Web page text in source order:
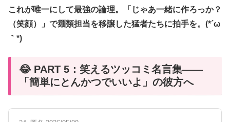
これが唯一にして最強の論理。「じゃあ一緒に作ろっか？
（笑顔）」で麺類担当を移譲した猛者たちに拍手を。(*´ω
｀*)
😂 PART 5：笑えるツッコミ名言集——
「簡単にとんかつでいいよ」の彼方へ